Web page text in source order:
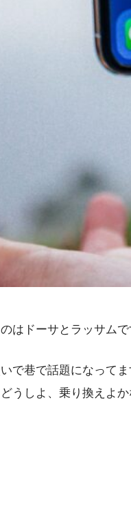
はドーサとラッサムで
で巷で話題になって
うしよ、乗り換えよ